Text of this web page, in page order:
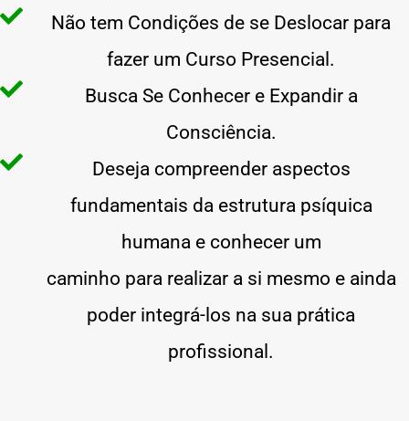
Não tem Condições de se Deslocar para
fazer um Curso Presencial.
Busca Se Conhecer e Expandir a
Consciência.
Deseja compreender aspectos
fundamentais da estrutura psíquica
humana e conhecer um
caminho para realizar a si mesmo e ainda
poder integrá-los na sua prática
profissional.